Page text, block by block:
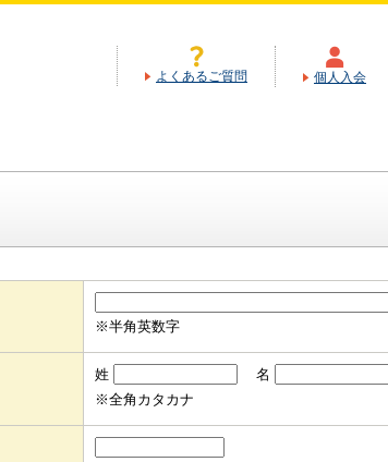
よくあるご質問 個人入会
※半角英数字
姓
名
※全角カタカナ